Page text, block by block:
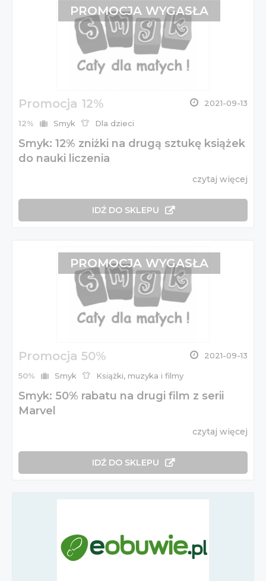
Promocja 12% 2021-09-13
12% Smyk Dla dzieci
Smyk: 12% zniżki na drugą sztukę książek
do nauki liczenia
czytaj więcej
IDŹ DO SKLEPU
PROMOCJA WYGASŁA
Promocja 50% 2021-09-13
50% Smyk Książki, muzyka i filmy
Smyk: 50% rabatu na drugi film z serii
Marvel
czytaj więcej
IDŹ DO SKLEPU
PROMOCJA WYGASŁA